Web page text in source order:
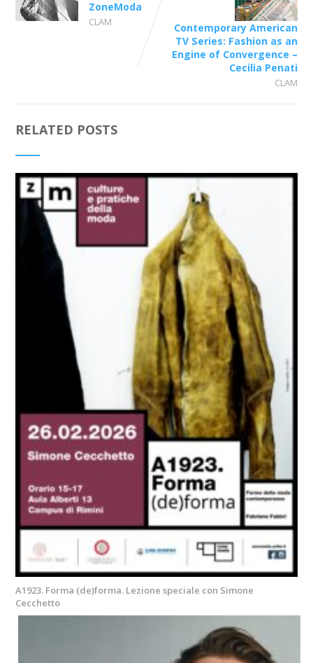
ZoneModa
CLAM
Contemporary American
TV Series: Fashion as an
Engine of Convergence –
Cecilia Penati
CLAM
RELATED POSTS
A1923. Forma (de)forma. Lezione speciale con Simone
Cecchetto